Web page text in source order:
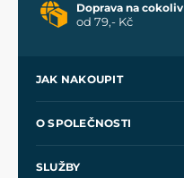
Doprava na cokoliv
od 79,- Kč
JAK NAKOUPIT
Velkoobchod
O SPOLEČNOSTI
SLUŽBY